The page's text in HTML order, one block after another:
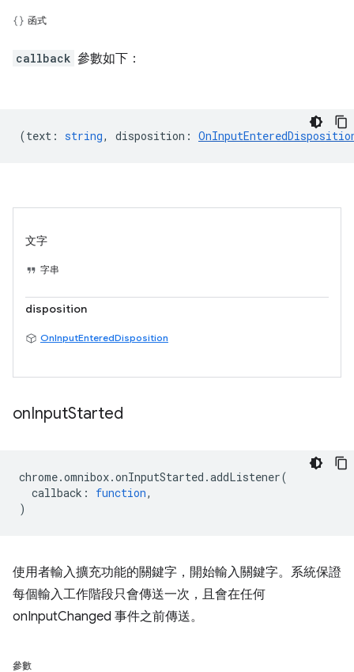
函式
callback 參數如下：
(text : string, disposition :
文字
字串
disposition
OnInputEnteredDisposition
onInputStarted
chrome.omnibox.onInputStarted .addListener(
callback : function,
)
使用者輸入擴充功能的關鍵字，開始輸入關鍵字。系統保證
每個輸入工作階段只會傳送一次，且會在任何
onInputChanged 事件之前傳送。
參數